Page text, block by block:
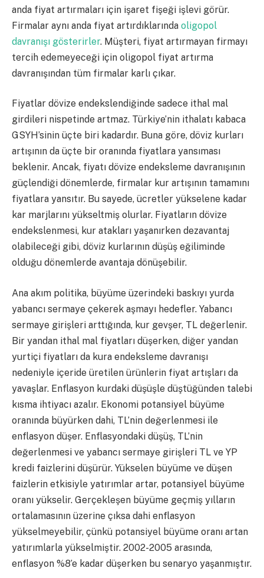
anda fiyat artırmaları için işaret fişeği işlevi görür.
Firmalar aynı anda fiyat artırdıklarında oligopol
davranışı gösterirler. Müşteri, fiyat artırmayan firmayı
tercih edemeyeceği için oligopol fiyat artırma
davranışından tüm firmalar karlı çıkar.
Fiyatlar dövize endekslendiğinde sadece ithal mal
girdileri nispetinde artmaz. Türkiye’nin ithalatı kabaca
GSYH’sinin üçte biri kadardır. Buna göre, döviz kurları
artışının da üçte bir oranında fiyatlara yansıması
beklenir. Ancak, fiyatı dövize endeksleme davranışının
güçlendiği dönemlerde, firmalar kur artışının tamamını
fiyatlara yansıtır. Bu sayede, ücretler yükselene kadar
kar marjlarını yükseltmiş olurlar. Fiyatların dövize
endekslenmesi, kur atakları yaşanırken dezavantaj
olabileceği gibi, döviz kurlarının düşüş eğiliminde
olduğu dönemlerde avantaja dönüşebilir.
Ana akım politika, büyüme üzerindeki baskıyı yurda
yabancı sermaye çekerek aşmayı hedefler. Yabancı
sermaye girişleri arttığında, kur gevşer, TL değerlenir.
Bir yandan ithal mal fiyatları düşerken, diğer yandan
yurtiçi fiyatları da kura endeksleme davranışı
nedeniyle içeride üretilen ürünlerin fiyat artışları da
yavaşlar. Enflasyon kurdaki düşüşle düştüğünden talebi
kısma ihtiyacı azalır. Ekonomi potansiyel büyüme
oranında büyürken dahi, TL’nin değerlenmesi ile
enflasyon düşer. Enflasyondaki düşüş, TL’nin
değerlenmesi ve yabancı sermaye girişleri TL ve YP
kredi faizlerini düşürür. Yükselen büyüme ve düşen
faizlerin etkisiyle yatırımlar artar, potansiyel büyüme
oranı yükselir. Gerçekleşen büyüme geçmiş yılların
ortalamasının üzerine çıksa dahi enflasyon
yükselmeyebilir, çünkü potansiyel büyüme oranı artan
yatırımlarla yükselmiştir. 2002-2005 arasında,
enflasyon %8’e kadar düşerken bu senaryo yaşanmıştır.